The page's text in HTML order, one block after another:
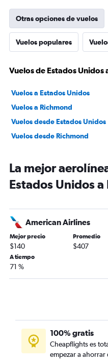
Otras opciones de vuelos
Vuelos populares
Vuelos de Estados Unidos
Vuelos a Estados Unidos
Vuelos a Richmond
Vuelos desde Estados Unidos
Vuelos desde Richmond
La mejor
Estados Unidos
American Airlines
Mejor precio
$140
Promedio
$407
A tiempo
71 %
100% gratis
Cheapflights es
empezar a ahorrar